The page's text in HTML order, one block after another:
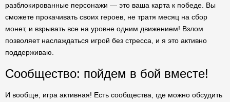
разблокированные персонажи — это ваша карта к победе. Вы
сможете прокачивать своих героев, не тратя месяц на сбор
монет, и взрывать все на уровне одним движением! Взлом
позволяет наслаждаться игрой без стресса, и я это активно
поддерживаю.
Сообщество: пойдем в бой вместе!
И вообще, игра активная! Есть сообщества, где можно обсудить